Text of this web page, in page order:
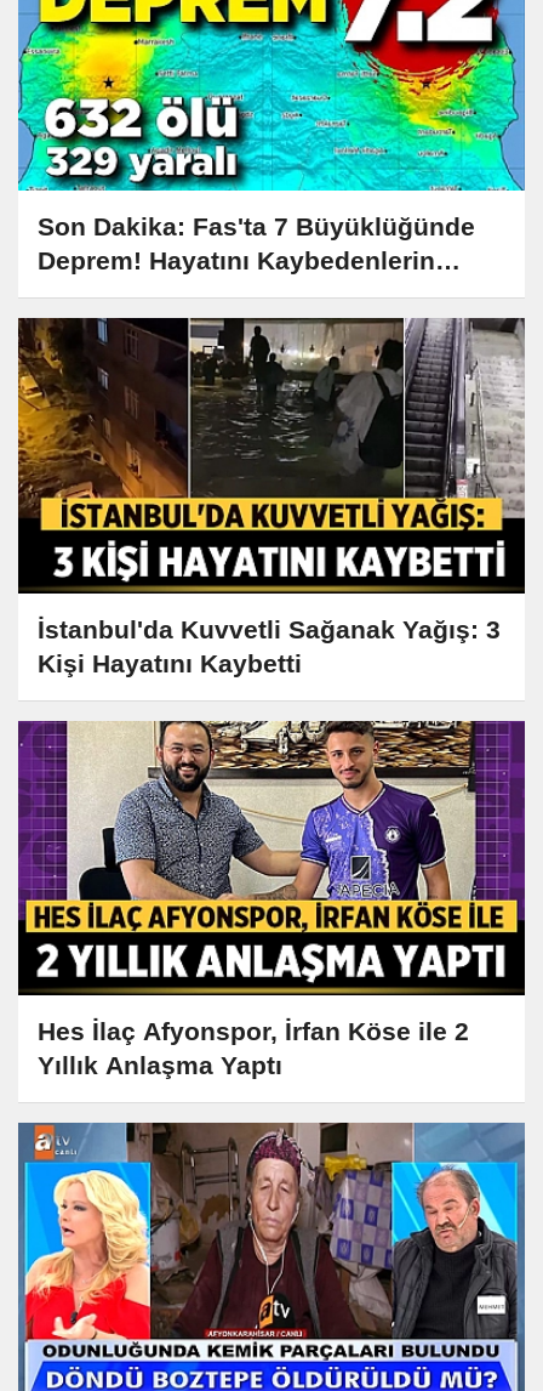
Son Dakika: Fas'ta 7 Büyüklüğünde
Deprem! Hayatını Kaybedenlerin
Sayısı 1.000'i Aştı
İstanbul'da Kuvvetli Sağanak Yağış: 3
Kişi Hayatını Kaybetti
Hes İlaç Afyonspor, İrfan Köse ile 2
Yıllık Anlaşma Yaptı